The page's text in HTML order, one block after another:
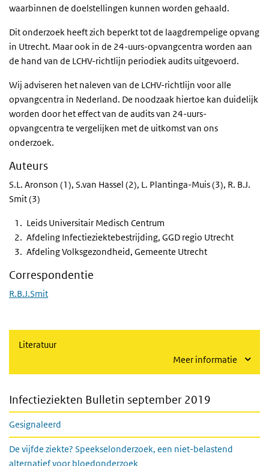
waarbinnen de doelstellingen kunnen worden gehaald.
Dit onderzoek heeft zich beperkt tot de laagdrempelige opvang
in Utrecht. Maar ook in de 24-uurs-opvangcentra worden aan
de hand van de LCHV-richtlijn periodiek audits uitgevoerd.
Wij adviseren het naleven van de LCHV-richtlijn voor alle
opvangcentra in Nederland. De noodzaak hiertoe kan duidelijk
worden door het effect van de audits van 24-uurs-
opvangcentra te vergelijken met de uitkomst van ons
onderzoek.
Auteurs
S.L. Aronson (1), S.van Hassel (2), L. Plantinga-Muis (3), R. B.J.
Smit (3)
Leids Universitair Medisch Centrum
Afdeling Infectieziektebestrijding, GGD regio Utrecht
Afdeling Volksgezondheid, Gemeente Utrecht
Correspondentie
R.B.J.Smit
Literatuur
Meer informatie
Infectieziekten Bulletin september 2019
Gesignaleerd
De vijfde ziekte? Speekselonderzoek, een niet-belastend
alternatief voor bloedonderzoek